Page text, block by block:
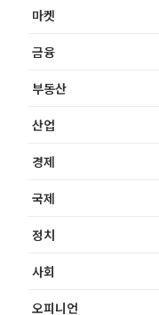
마켓
금융
부동산
산업
경제
국제
정치
사회
오피니언